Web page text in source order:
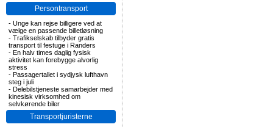
Persontransport
- Unge kan rejse billigere ved at
vælge en passende billetløsning
- Trafikselskab tilbyder gratis
transport til festuge i Randers
- En halv times daglig fysisk
aktivitet kan forebygge alvorlig
stress
- Passagertallet i sydjysk lufthavn
steg i juli
- Delebilstjeneste samarbejder med
kinesisk virksomhed om
selvkørende biler
Transportjuristerne